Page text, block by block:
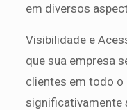
em diversos
Visibilidade e
que sua empresa
clientes em todo o
significativamente